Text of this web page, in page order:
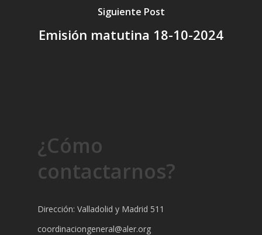
Siguiente Post
Emisión matutina 18-10-2024
¿Cómo
contactarnos?
Dirección: Valladolid y Madrid 511
coordinaciongeneral@aler.org